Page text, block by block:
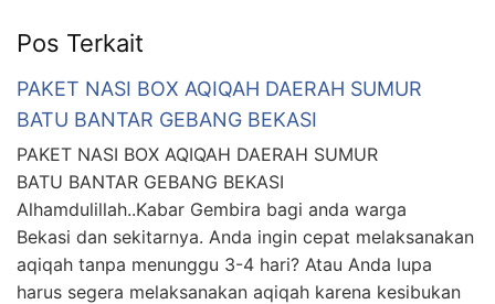
Pos Terkait
PAKET NASI BOX AQIQAH DAERAH SUMUR
BATU BANTAR GEBANG BEKASI
PAKET NASI BOX AQIQAH DAERAH SUMUR
BATU BANTAR GEBANG BEKASI
Alhamdulillah..Kabar Gembira bagi anda warga
Bekasi dan sekitarnya. Anda ingin cepat melaksanakan
aqiqah tanpa menunggu 3-4 hari? Atau Anda lupa
harus segera melaksanakan aqiqah karena kesibukan